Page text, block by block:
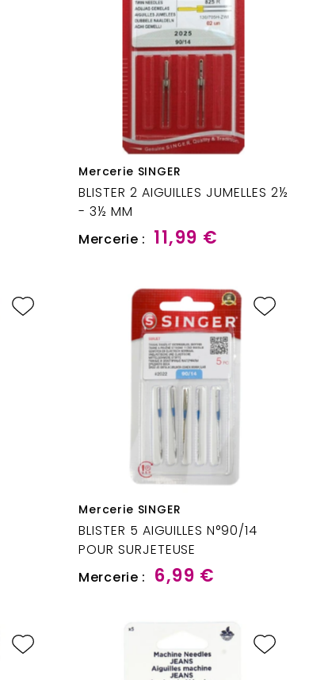
Mercerie SINGER
BLISTER 2 AIGUILLES JUMELLES 2½
- 3½ MM
Mercerie : 11,99 €
Mercerie SINGER
BLISTER 5 AIGUILLES N°90/14
POUR SURJETEUSE
Mercerie :
6,99 €